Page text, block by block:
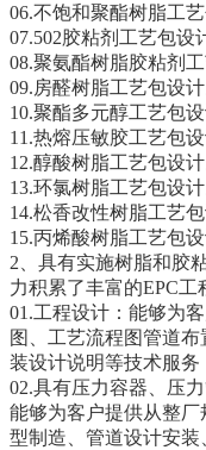
06.不饱和聚酯树脂工艺
07.502胶粘剂工艺包设
08.聚氨酯树脂胶粘剂工
09.房醛树脂工艺包设计
10.聚酯多元醇工艺包设
11.热熔压敏胶工艺包设
12.醇酸树脂工艺包设计
13.环氯树脂工艺包设计
14.松香改性树脂工艺包
15.丙烯酸树脂工艺包设
2、具有实施树脂和胶
力积累了丰富的EPC工
01.工程设计：能够为
图、工艺流程图管道
装设计说明等技术服务
02.具有压力容器、压
能够为客户提供从整
型制造、管道设计安